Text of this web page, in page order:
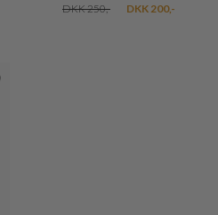
DKK 250,-
DKK 200,-